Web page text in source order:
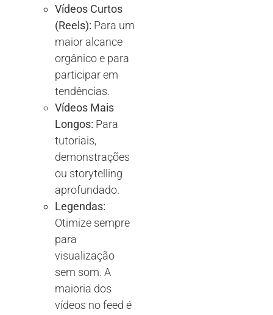
Vídeos Curtos
(Reels): Para um
maior alcance
orgânico e para
participar em
tendências.
Vídeos Mais
Longos: Para
tutoriais,
demonstrações
ou storytelling
aprofundado.
Legendas:
Otimize sempre
para
visualização
sem som. A
maioria dos
vídeos no feed é